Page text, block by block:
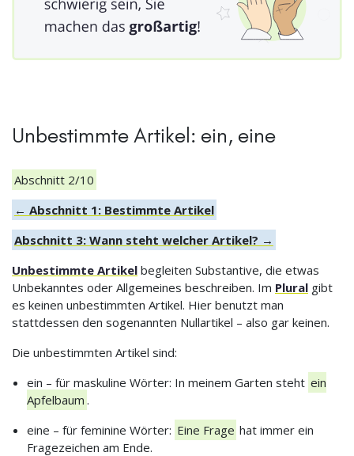
Unbestimmte Artikel: ein, eine
Abschnitt 2/10
← Abschnitt 1: Bestimmte Artikel
Abschnitt 3: Wann steht welcher Artikel? →
Unbestimmte Artikel begleiten Substantive, die etwas
Unbekanntes oder Allgemeines beschreiben. Im Plural gibt
es keinen unbestimmten Artikel. Hier benutzt man
stattdessen den sogenannten Nullartikel – also gar keinen.
Die unbestimmten Artikel sind:
ein – für maskuline Wörter: In meinem Garten steht ein
Apfelbaum .
eine – für feminine Wörter: Eine Frage hat immer ein
Fragezeichen am Ende.